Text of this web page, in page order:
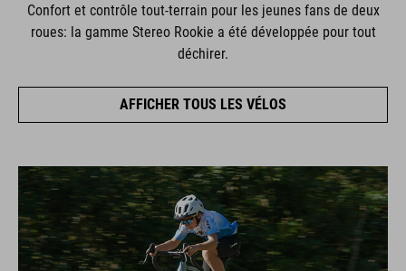
Confort et contrôle tout-terrain pour les jeunes fans de deux
roues: la gamme Stereo Rookie a été développée pour tout
déchirer.
AFFICHER TOUS LES VÉLOS